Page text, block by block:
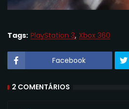
Tags: PlayStation 3 Xbox 360
Facebook
2 COMENTÁRIOS